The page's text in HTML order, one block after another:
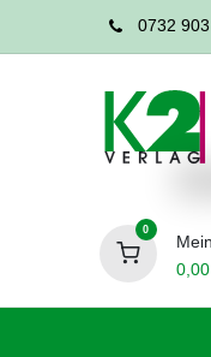
0732
0
0,00